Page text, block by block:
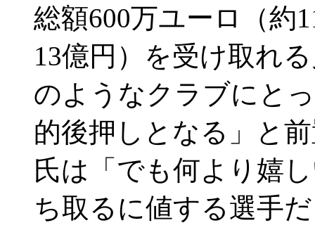
総額600万ユーロ（約
13億円）を受け取れ
のようなクラブにと
的後押しとなる」と
氏は「でも何より嬉
ち取るに値する選手